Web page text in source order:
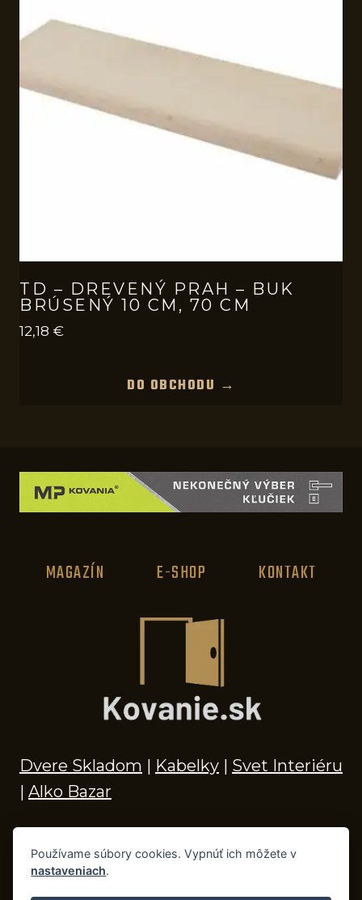
TD – DREVENÝ PRAH – BUK
BRÚSENÝ 10 CM, 70 CM
12,18 €
DO OBCHODU →
MAGAZÍN E-SHOP KONTAKT
Dvere Skladom | Kabelky | Svet Interiéru
| Alko Bazar
© 2026 Kľučky na dvere, madlá, kovania,
Používame súbory cookies. Vypnúť ich môžete v
nastaveniach.